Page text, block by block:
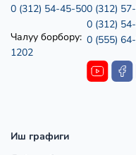
0 (312) 54-45-50
Чалуу борбору:
1202
0 (312)
0 (312)
0 (555)
Иш графиги